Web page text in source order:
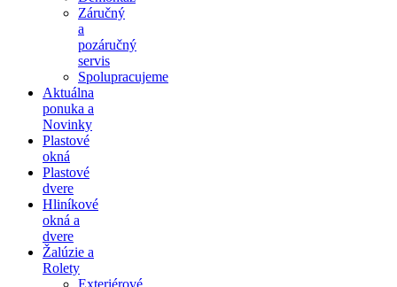
Záručný
a
pozáručný
servis
Spolupracujeme
Aktuálna
ponuka a
Novinky
Plastové
okná
Plastové
dvere
Hliníkové
okná a
dvere
Žalúzie a
Rolety
Exteriérové